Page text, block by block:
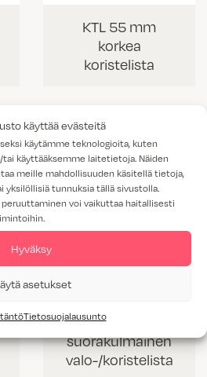
käyttää evästeitä
käytämme teknologioita, kuten
käyttääksemme laitetietoja. Näiden
meille mahdollisuuden käsitellä tietoja,
tunnuksia tällä sivustolla.
voi vaikuttaa haitallisesti
Hyväksy
asetukset
Tietosuojalausunto
KTL 55 mm
korkea
koristelista
korkea
suorakulmainen
valo-/koristelista